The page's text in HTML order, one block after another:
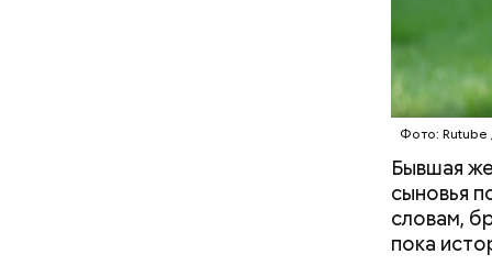
Фото: Rutube
Бывшая
сыновья
словам,
пока
В
своими